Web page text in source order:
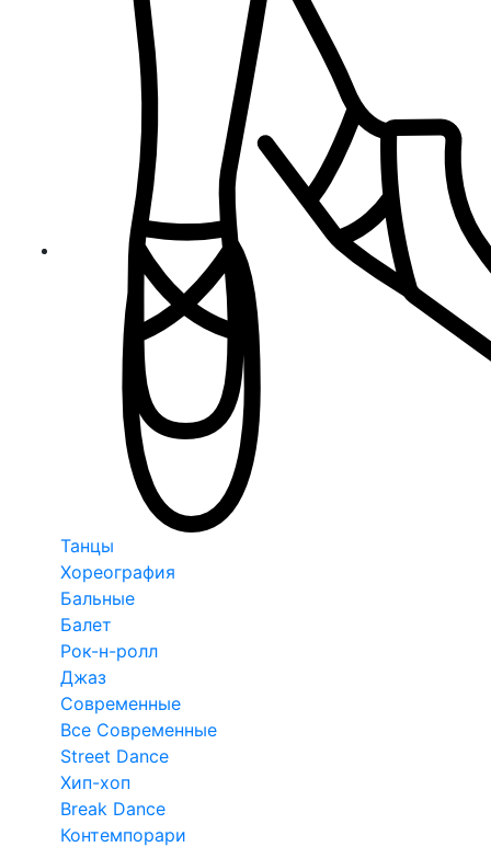
Танцы
Хореография
Бальные
Балет
Рок-н-ролл
Джаз
Современные
Все Современные
Street Dance
Хип-хоп
Break Dance
Контемпорари